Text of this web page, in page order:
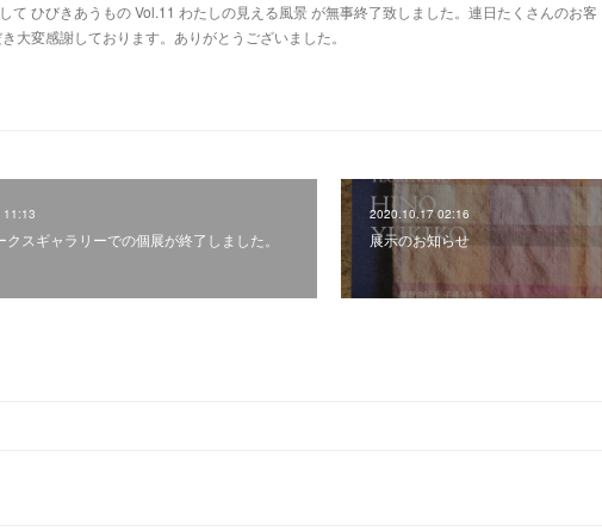
て ひびきあうもの Vol.11 わたしの見える風景 が無事終了致しました。連日たくさんのお客
大変感謝しております。ありがとうございました。
クスギャラリーでの個展が終了しました。
2020.10.17 02:16
展示のお知らせ